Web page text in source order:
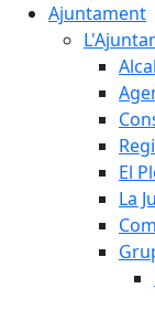
Ajuntament
El
La